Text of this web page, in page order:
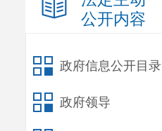
公开内容
政府信息公开目录
政府领导